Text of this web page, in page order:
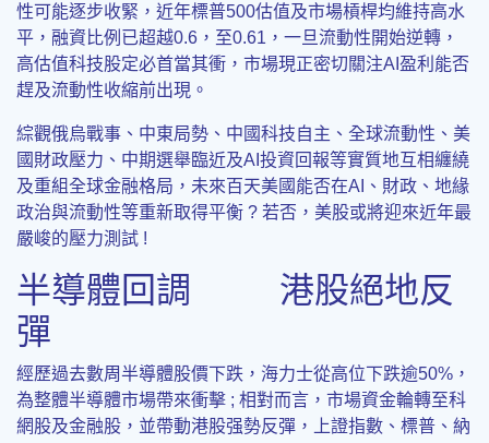
性可能逐步收緊，近年標普500估值及市場槓桿均維持高水
平，融資比例已超越0.6，至0.61，一旦流動性開始逆轉，
高估值科技股定必首當其衝，市場現正密切關注AI盈利能否
趕及流動性收縮前出現。
綜觀俄烏戰事、中東局勢、中國科技自主、全球流動性、美
國財政壓力、中期選舉臨近及AI投資回報等實質地互相纏繞
及重組全球金融格局，未來百天美國能否在AI、財政、地緣
政治與流動性等重新取得平衡 ? 若否，美股或將迎來近年最
嚴峻的壓力測試 !
半導體回調 港股絕地反
彈
經歷過去數周半導體股價下跌，海力士從高位下跌逾50%，
為整體半導體市場帶來衝擊 ; 相對而言，市場資金輪轉至科
網股及金融股，並帶動港股强勢反彈，上證指數、標普、納